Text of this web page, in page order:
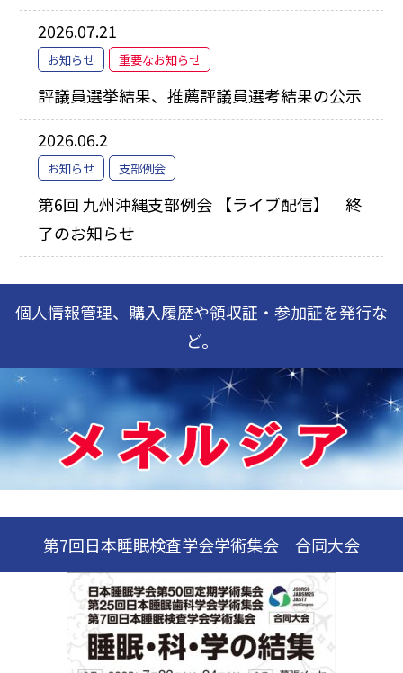
2026.07.21
お知らせ 重要なお知らせ
評議員選挙結果、推薦評議員選考結果の公示
2026.06.2
お知らせ 支部例会
第6回 九州沖縄支部例会 【ライブ配信】 終
了のお知らせ
個人情報管理、購入履歴や領収証・参加証を発行な
ど。
第7回日本睡眠検査学会学術集会 合同大会